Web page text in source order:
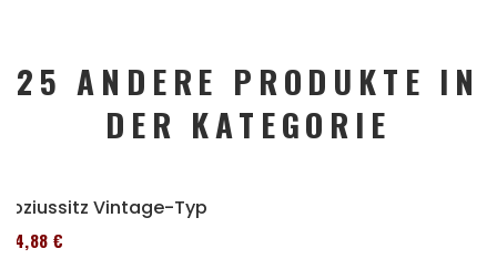
25 ANDERE PRODUKTE IN
DER KATEGORIE
Soziussitz Vintage-Typ
114,88 €